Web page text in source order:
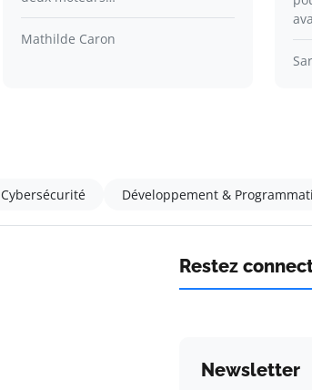
Mathilde Caron
Cybersécurité Développement &
Restez
Newsletter